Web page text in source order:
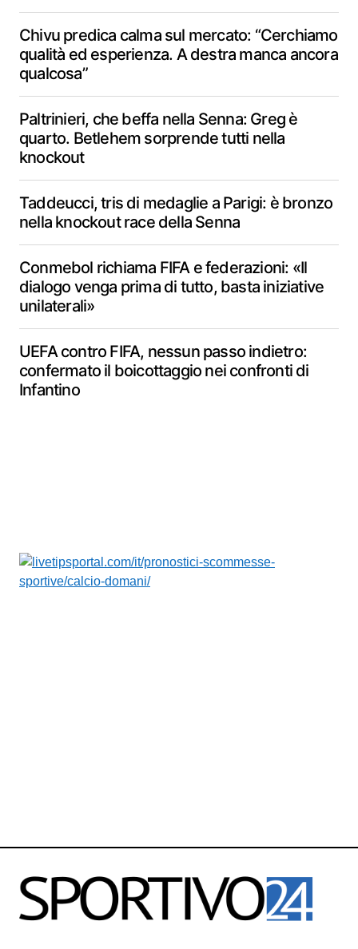
Chivu predica calma sul mercato: “Cerchiamo
qualità ed esperienza. A destra manca ancora
qualcosa”
Paltrinieri, che beffa nella Senna: Greg è
quarto. Betlehem sorprende tutti nella
knockout
Taddeucci, tris di medaglie a Parigi: è bronzo
nella knockout race della Senna
Conmebol richiama FIFA e federazioni: «Il
dialogo venga prima di tutto, basta iniziative
unilaterali»
UEFA contro FIFA, nessun passo indietro:
confermato il boicottaggio nei confronti di
Infantino